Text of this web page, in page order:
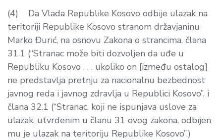
(4) Da Vlada Republike Kosovo odbije ulazak na
teritoriji Republike Kosovo stranom državjaninu
Marko Đurić, na osnovu Zakona o strancima, člana
31.1 (“Stranac može biti dozvoljen da uđe u
Republiku Kosovo . . . ukoliko on [između ostalog]
ne predstavlja pretnju za nacionalnu bezbednost
javnog reda i javnog zdravlja u Republici Kosovo”, i
člana 32.1 (“Stranac, koji ne ispunjava uslove za
ulazak, utvrđenim u članu 31 ovog zakona, odbijen
mu je ulazak na teritoriju Republike Kosovo”.)